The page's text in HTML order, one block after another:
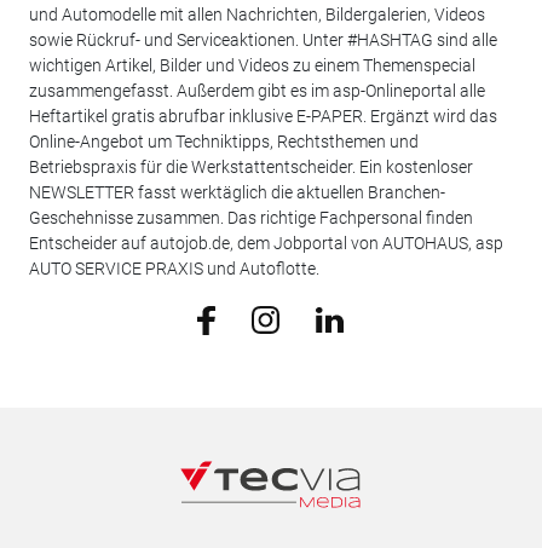
und Automodelle mit allen Nachrichten, Bildergalerien, Videos
sowie Rückruf- und Serviceaktionen. Unter #HASHTAG sind alle
wichtigen Artikel, Bilder und Videos zu einem Themenspecial
zusammengefasst. Außerdem gibt es im asp-Onlineportal alle
Heftartikel gratis abrufbar inklusive E-PAPER. Ergänzt wird das
Online-Angebot um Techniktipps, Rechtsthemen und
Betriebspraxis für die Werkstattentscheider. Ein kostenloser
NEWSLETTER fasst werktäglich die aktuellen Branchen-
Geschehnisse zusammen. Das richtige Fachpersonal finden
Entscheider auf autojob.de, dem Jobportal von AUTOHAUS, asp
AUTO SERVICE PRAXIS und Autoflotte.